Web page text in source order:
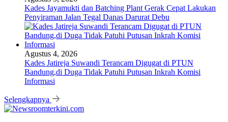
Kades Jayamukti dan Batching Plant Gerak Cepat Lakukan
Penyiraman Jalan Tegal Danas Darurat Debu
Agustus 4, 2026
Kades Jatireja Suwandi Terancam Digugat di PTUN
Bandung,di Duga Tidak Patuhi Putusan Inkrah Komisi
Informasi
Selengkapnya